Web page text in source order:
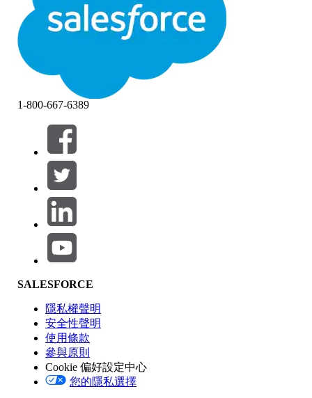
結束
篩選器 (0)
選取篩選
產品區域
功能影響
版本
1-800-667-6389
SALESFORCE
隱私權聲明
安全性聲明
使用條款
參與原則
Cookie 偏好設定中心
您的隱私選擇